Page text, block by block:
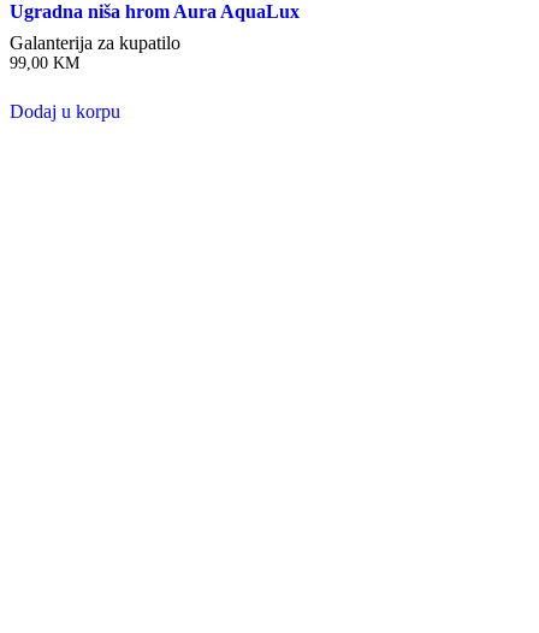
Ugradna niša hrom Aura AquaLux
Galanterija za kupatilo
99,00 KM
Dodaj u korpu